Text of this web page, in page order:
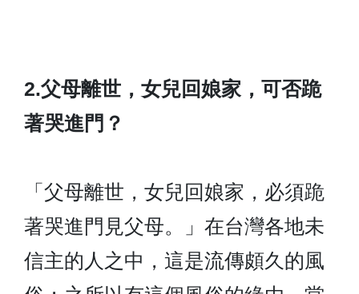
2.父母離世，女兒回娘家，可否跪
著哭進門？
「父母離世，女兒回娘家，必須跪
著哭進門見父母。」在台灣各地未
信主的人之中，這是流傳頗久的風